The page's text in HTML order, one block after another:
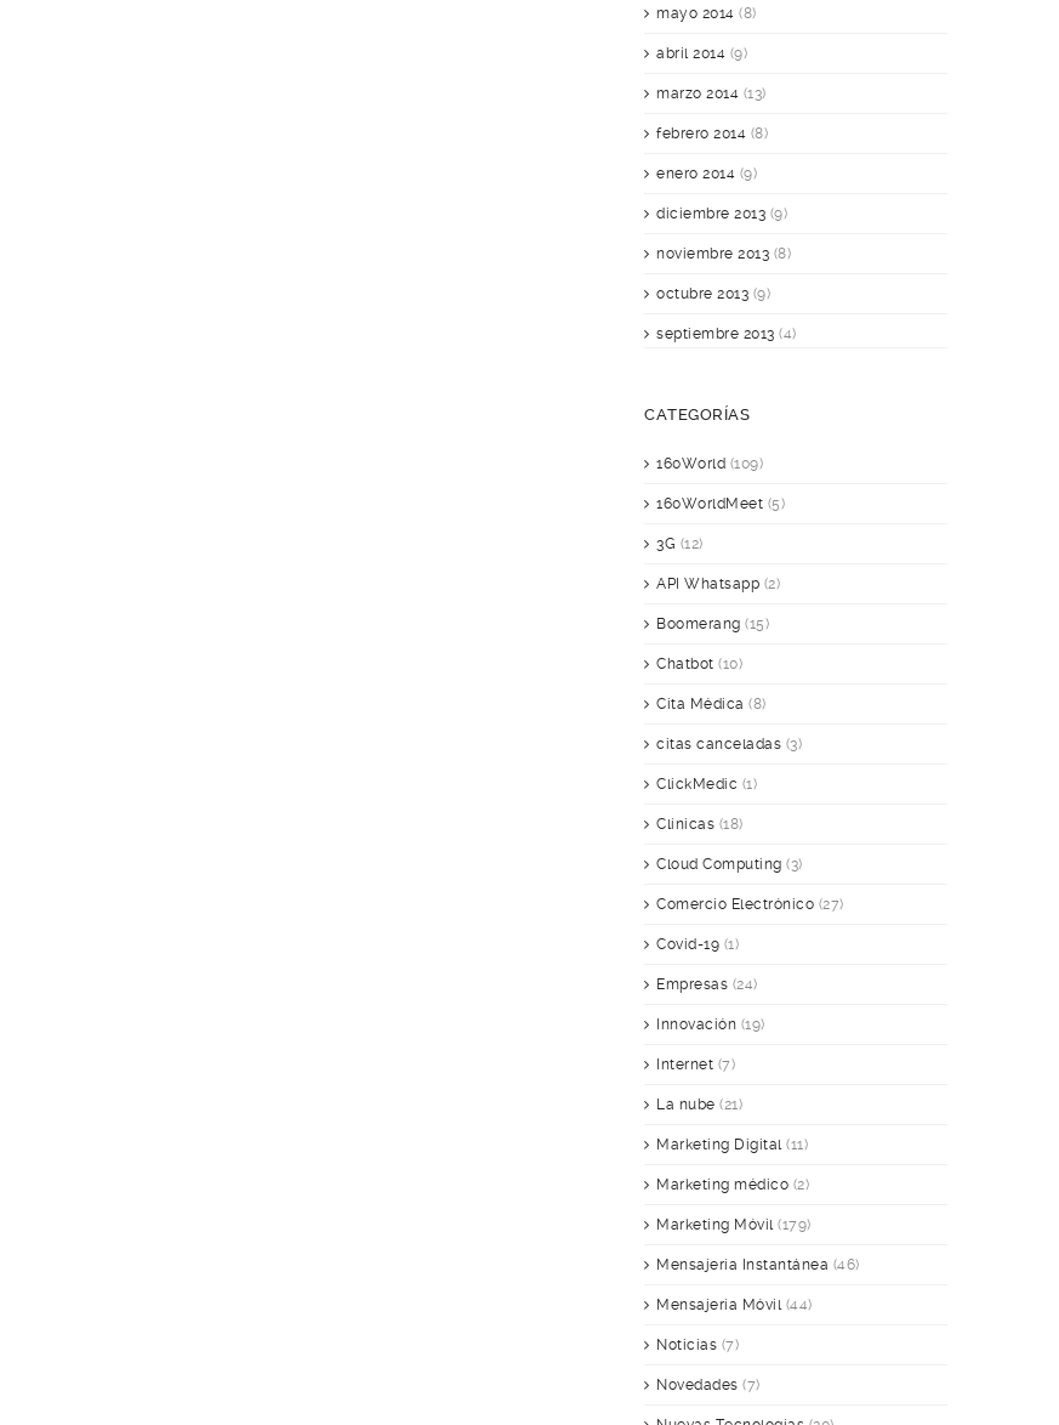
mayo 2014 (8)
abril 2014 (9)
marzo 2014 (13)
febrero 2014 (8)
enero 2014 (9)
diciembre 2013 (9)
noviembre 2013 (8)
octubre 2013 (9)
septiembre 2013 (4)
CATEGORÍAS
160World (109)
160WorldMeet (5)
3G (12)
API Whatsapp (2)
Boomerang (15)
Chatbot (10)
Cita Médica (8)
citas canceladas (3)
ClickMedic (1)
Clínicas (18)
Cloud Computing (3)
Comercio Electrónico (27)
Covid-19 (1)
Empresas (24)
Innovación (19)
Internet (7)
La nube (21)
Marketing Digital(11)
Marketing médico (2)
Marketing Móvil(179)
Mensajería Instantánea (46)
Mensajería Móvil(44)
Noticias (7)
Novedades (7)